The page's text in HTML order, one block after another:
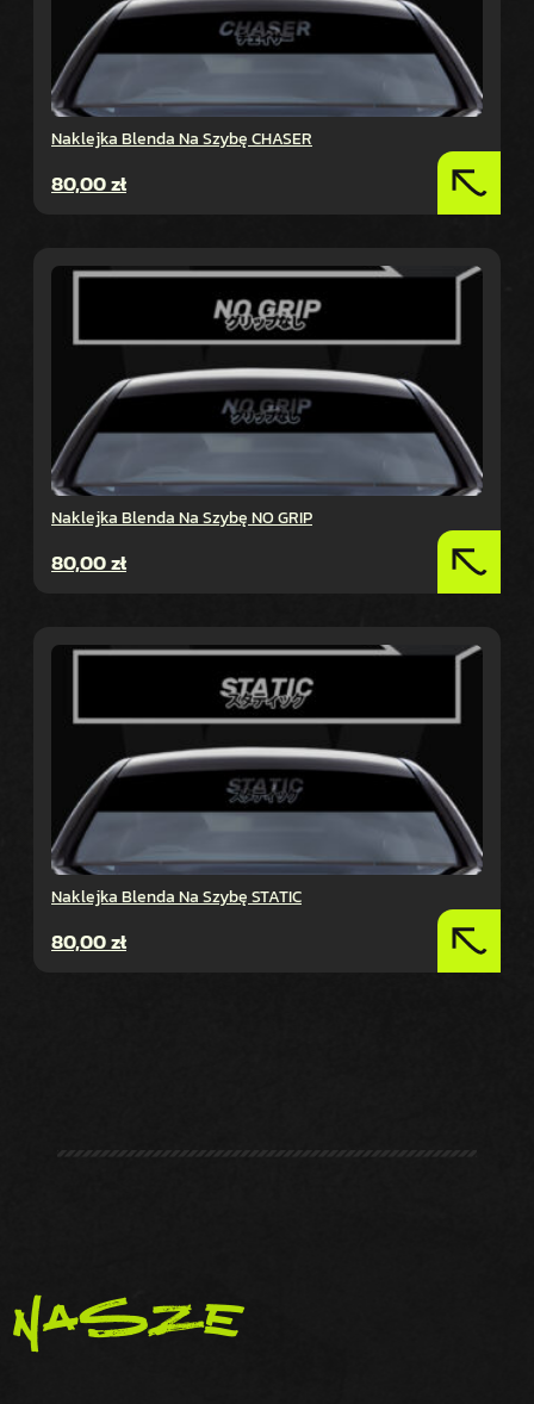
Naklejka Blenda Na Szybę CHASER
80,00zł
Naklejka Blenda Na Szybę NO GRIP
80,00zł
Naklejka Blenda Na Szybę STATIC
80,00zł
nasze